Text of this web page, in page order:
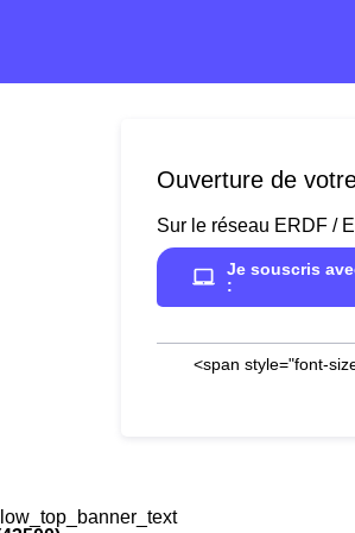
Ouverture de
Sur le réseau ERDF /
Je souscris
:
<span style="font-